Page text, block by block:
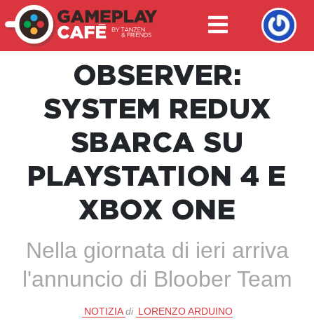
OBSERVER:
SYSTEM REDUX
SBARCA SU
PLAYSTATION 4 E
XBOX ONE
Nella giornata di ieri arriva
l'annuncio di Bloober Team
NOTIZIA di LORENZO ARDUINO